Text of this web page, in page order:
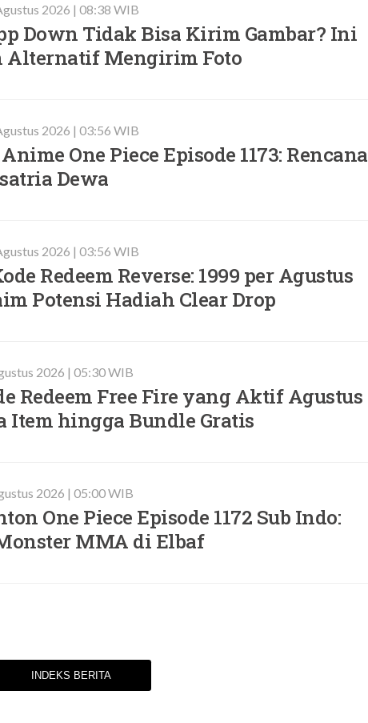
2026 | 08:38 WIB
Down Tidak Bisa Kirim Gambar? Ini
Alternatif Mengirim Foto
2026 | 03:56 WIB
One Piece Episode 1173: Rencana
Dewa
2026 | 03:56 WIB
Redeem Reverse: 1999 per Agustus
Potensi Hadiah Clear Drop
2026 | 05:30 WIB
Redeem Free Fire yang Aktif Agustus
Item hingga Bundle Gratis
2026 | 05:00 WIB
One Piece Episode 1172 Sub Indo:
MMA di Elbaf
INDEKS BERITA